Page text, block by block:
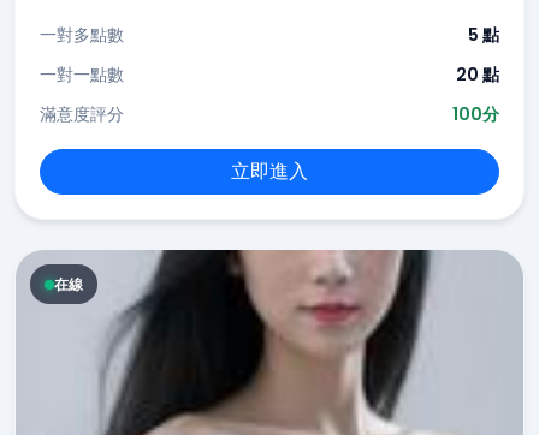
一對多點數
5 點
一對一點數
20 點
滿意度評分
100分
立即進入
在線